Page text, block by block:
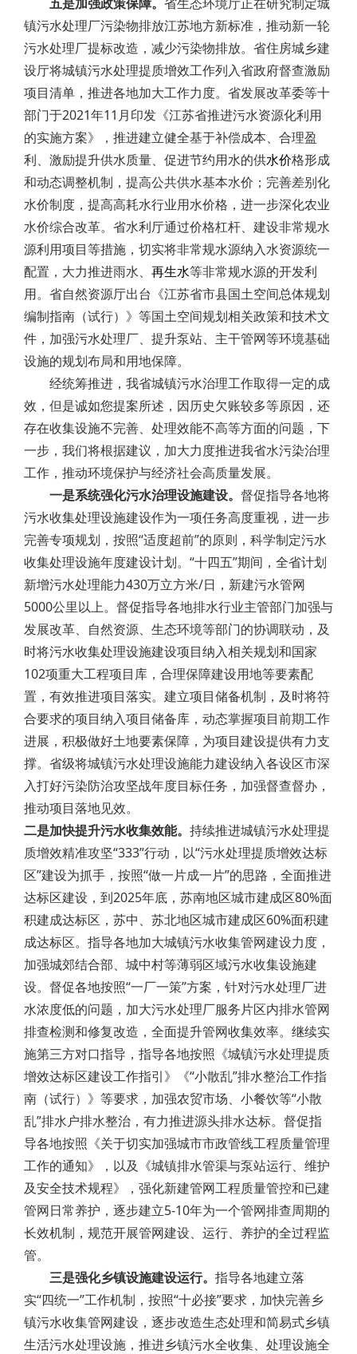
镇污水处理厂污染物排放江苏地方新标准，推动新一轮
污水处理厂提标改造，减少污染物排放。省住房城乡建
设厅将城镇污水处理提质增效工作列入省政府督查激励
项目清单，推进各地加大工作力度。省发展改革委等十
部门于2021年11月印发《江苏省推进污水资源化利用
的实施方案》，推进建立健全基于补偿成本、合理盈
利、激励提升供水质量、促进节约用水的供水价格形成
和动态调整机制，提高公共供水基本水价；完善差别化
水价制度，提高高耗水行业用水价格，进一步深化农业
水价综合改革。省水利厅通过价格杠杆、建设非常规水
源利用项目等措施，切实将非常规水源纳入水资源统一
配置，大力推进雨水、 再生水等非常规水源的开发利
用。省自然资源厅出台《江苏省市县国土空间总体规划
编制指南（试行）》等国土空间规划相关政策和技术文
件，加强污水处理厂、提升泵站、主干管网等环境基础
设施的规划布局和用地保障。
经统筹推进，我省城镇污水治理工作取得一定的成
效，但是诚如您提案所述，因历史欠账较多等原因，还
存在收集设施不完善、处理效能不高等方面的问题，下
一步，我们将根据建议，加大力度推进我省水污染治理
工作，推动环境保护与经济社会高质量发展。
一是系统强化污水治理设施建设。 督促指导各地将
污水收集处理设施建设作为一项任务高度重视，进一步
完善专项规划，按照“适度超前”的原则，科学制定污水
收集处理设施年度建设计划。“十四五”期间，全省计划
新增污水处理能力430万立方米/日，新建污水管网
5000公里以上。督促指导各地排水行业主管部门加强与
发展改革、自然资源、生态环境等部门的协调联动，及
时将污水收集处理设施建设项目纳入相关规划和国家
102项重大工程项目库，合理保障建设用地等要素配
置，有效推进项目落实。建立项目储备机制，及时将符
合要求的项目纳入项目储备库，动态掌握项目前期工作
进展，积极做好土地要素保障，为项目建设提供有力支
撑。省级将城镇污水处理设施能力建设纳入各设区市深
入打好污染防治攻坚战年度目标任务，加强督查督办，
推动项目落地见效。
二是加快提升污水收集效能。 持续推进城镇污水处理提
质增效精准攻坚“333”行动，以“污水处理提质增效达标
区”建设为抓手，按照“做一片成一片”的思路，全面推进
达标区建设，到2025年底，苏南地区城市建成区80%面
积建成达标区，苏中、苏北地区城市建成区60%面积建
成达标区。指导各地加大城镇污水收集管网建设力度，
加强城郊结合部、城中村等薄弱区域污水收集设施建
设。督促各地按照“一厂一策”方案，针对污水处理厂进
水浓度低的问题，加大污水处理厂服务片区内排水管网
排查检测和修复改造，全面提升管网收集效率。继续实
施第三方对口指导，指导各地按照《城镇污水处理提质
增效达标区建设工作指引》《“小散乱”排水整治工作指
南（试行）》等要求，加强农贸市场、小餐饮等“小散
乱”排水户排水整治，有力推进源头排水达标。督促指
导各地按照《关于切实加强城市市政管线工程质量管理
工作的通知》，以及《城镇排水管渠与泵站运行、维护
及安全技术规程》，强化新建管网工程质量管控和已建
管网日常养护，逐步建立5-10年为一个管网排查周期的
长效机制，规范开展管网建设、运行、养护的全过程监
管。
三是强化乡镇设施建设运行。 指导各地建立落
实“四统一”工作机制，按照“十必接”要求，加快完善乡
镇污水收集管网建设，逐步改造生态处理和简易式乡镇
生活污水处理设施，推进乡镇污水全收集、处理设施全